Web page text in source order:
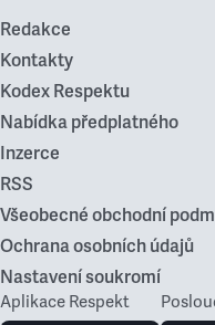
Redakce
Kontakty
Kodex Respektu
Nabídka předplatného
Inzerce
RSS
Všeobecné obchodní
Ochrana osobních údajů
Nastavení soukromí
Aplikace Respekt